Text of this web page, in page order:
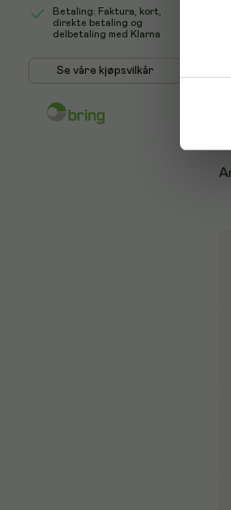
Betaling: Faktura, kort,
direkte betaling og
delbetaling med Klarna
Se våre kjøpsvilkår
-
-
-